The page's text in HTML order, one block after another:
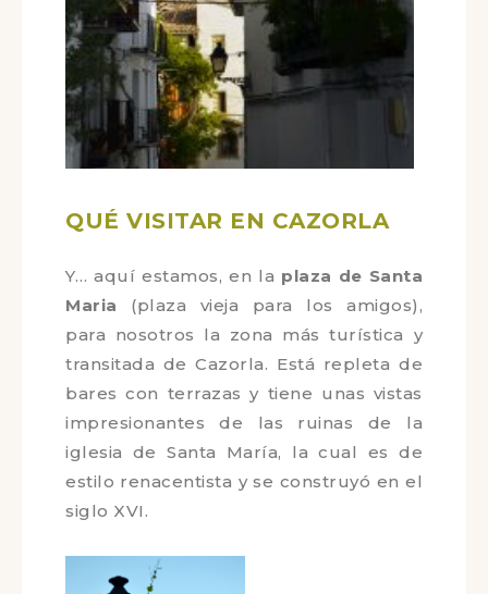
QUÉ VISITAR EN CAZORLA
Y… aquí estamos, en la
plaza de
Santa Maria
(plaza vieja para los
amigos), para nosotros la zona más
turística y transitada de Cazorla. Está
repleta de bares con terrazas y tiene
unas vistas impresionantes de las
ruinas de la iglesia de Santa María, la
construyó en el siglo XVI.